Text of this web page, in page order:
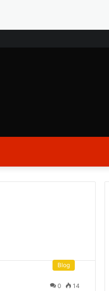
Blog
0 14